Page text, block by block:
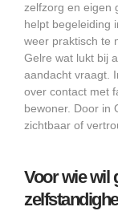
zelfzorg en eigen
helpt begeleiding
weer praktisch te
Gelre wat lukt bij
aandacht vraagt.
over contact met
bewoner. Door in
zichtbaar of
Voor wie wil